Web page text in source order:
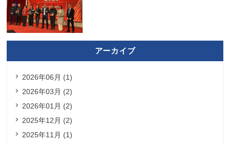
アーカイブ
2026年06月 (1)
2026年03月 (2)
2026年01月 (2)
2025年12月 (2)
2025年11月 (1)